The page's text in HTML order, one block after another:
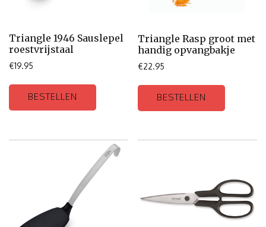
Triangle 1946 Sauslepel
roestvrijstaal
€19.95
BESTELLEN
Triangle Rasp groot met
handig opvangbakje
€22.95
BESTELLEN